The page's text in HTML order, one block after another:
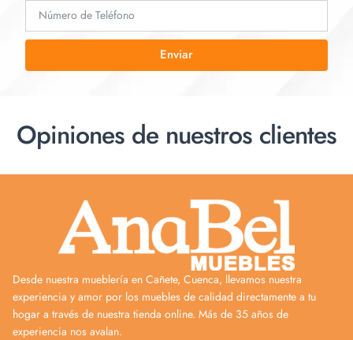
Enviar
Opiniones de nuestros clientes
Desde nuestra mueblería en Cañete, Cuenca, llevamos nuestra
experiencia y amor por los muebles de calidad directamente a tu
hogar a través de nuestra tienda online. Más de 35 años de
experiencia nos avalan.